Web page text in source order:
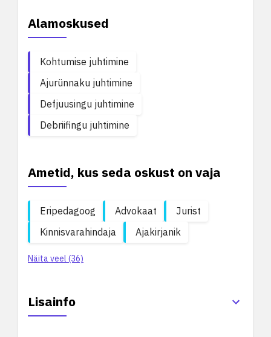
Alamoskused
Kohtumise juhtimine
Ajurünnaku juhtimine
Defjuusingu juhtimine
Debriifingu juhtimine
Ametid, kus seda oskust on vaja
Eripedagoog Advokaat
Jurist
Kinnisvarahindaja
Ajakirjanik
Näita veel (36)
Lisainfo